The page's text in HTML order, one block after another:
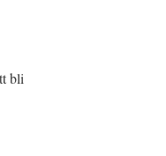
bli